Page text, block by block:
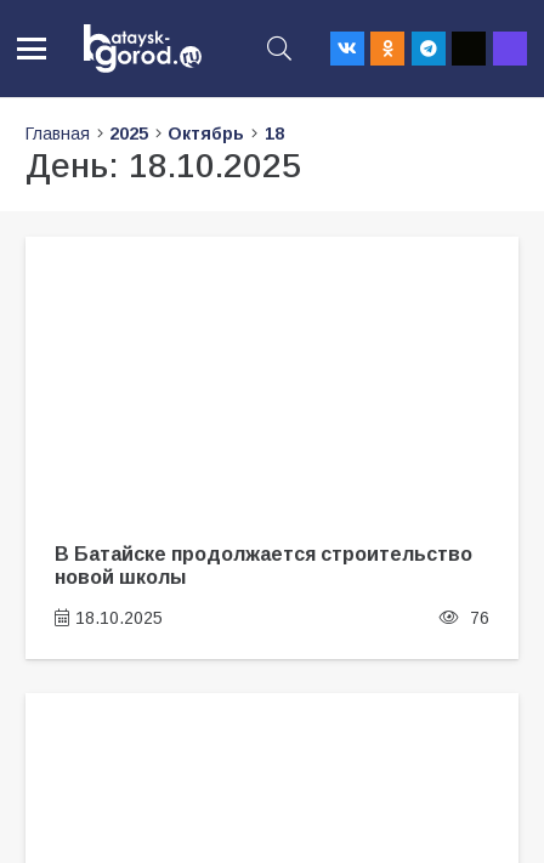
Главная 2025 Октябрь 18
День: 18.10.2025
В Батайске продолжается строительство
новой школы
18.10.2025 76